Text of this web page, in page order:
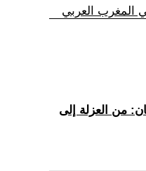
المغرب العربي
من العزلة إلى